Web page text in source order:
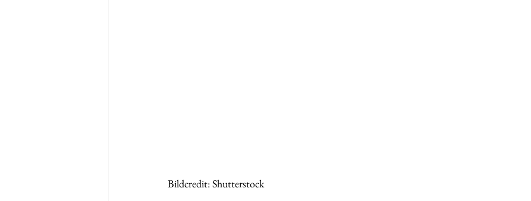
Bildcredit: Shutterstock